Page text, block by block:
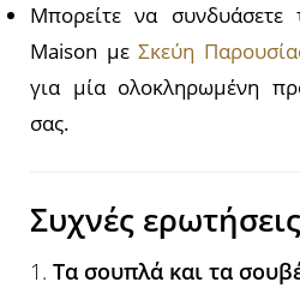
Μπορείτε να
Maison με Σκεύη
για μία ολοκληρωμένη
σας.
Συχνές
1. Τα σουπλά και τα